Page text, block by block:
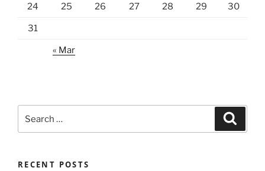
24 25 26 27 28 29 30
31
« Mar
for:
RECENT POSTS